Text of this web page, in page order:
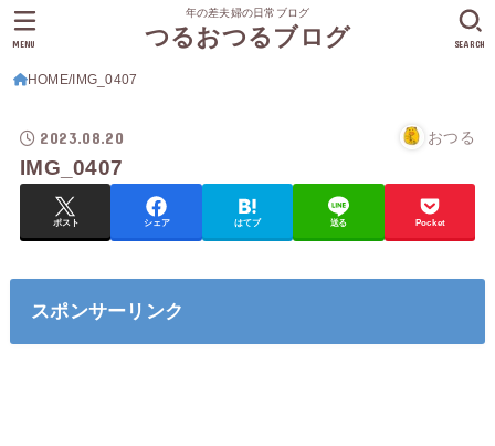
年の差夫婦の日常ブログ
つるおつるブログ SEARCH
MENU
HOME IMG_0407
2023.08.20 おつる
IMG_0407
ポスト シェア はてブ 送る Pocket
スポンサーリンク